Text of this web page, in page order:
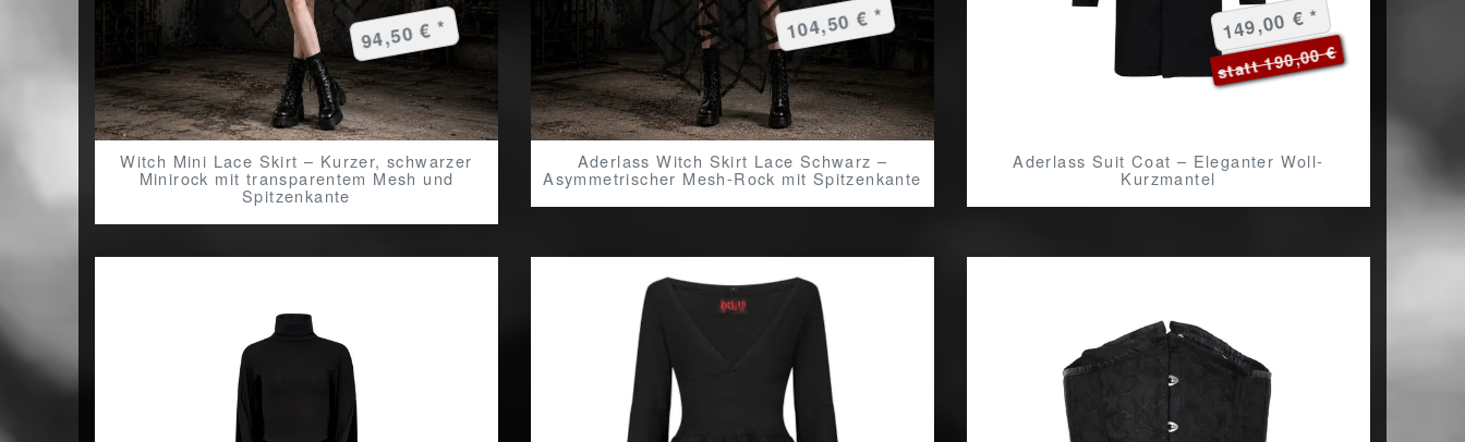
Witch Mini Lace Skirt – Kurzer, schwarzer
Minirock mit transparentem Mesh und
Spitzenkante
94,50 € *
Aderlass Witch Skirt Lace Schwarz –
Asymmetrischer Mesh-Rock mit Spitzenkante
104,50 € *
Aderlass Suit Coat – Eleganter Woll-
Kurzmantel
statt 190,00 €
149,00 € *